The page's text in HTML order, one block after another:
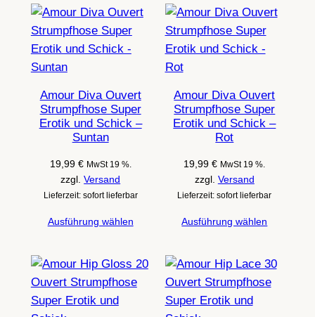
Amour Diva Ouvert
Strumpfhose Super
Erotik und Schick –
Suntan
19,99 € MwSt 19 %.
zzgl.Versand
Lieferzeit: sofort lieferbar
Ausführung wählen
Amour Diva Ouvert
Strumpfhose Super
Erotik und Schick –
Rot
19,99€ MwSt 19 %.
zzgl. Versand
Lieferzeit: sofort lieferbar
Ausführung wählen